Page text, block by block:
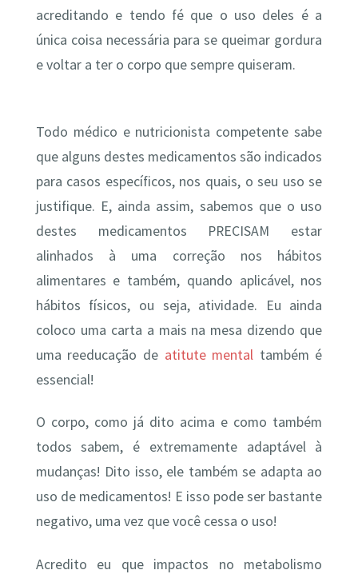
acreditando e tendo fé que o uso deles é a
única coisa necessária para se queimar gordura
e voltar a ter o corpo que sempre quiseram.
Todo médico e nutricionista competente sabe
que alguns destes medicamentos são indicados
para casos específicos, nos quais, o seu uso se
justifique. E, ainda assim, sabemos que o uso
destes medicamentos PRECISAM estar
alinhados à uma correção nos hábitos
alimentares e também, quando aplicável, nos
hábitos físicos, ou seja, atividade. Eu ainda
coloco uma carta a mais na mesa dizendo que
uma reeducação de atitute mental também é
essencial!
O corpo, como já dito acima e como também
todos sabem, é extremamente adaptável à
mudanças! Dito isso, ele também se adapta ao
uso de medicamentos! E isso pode ser bastante
negativo, uma vez que você cessa o uso!
Acredito eu que impactos no metabolismo